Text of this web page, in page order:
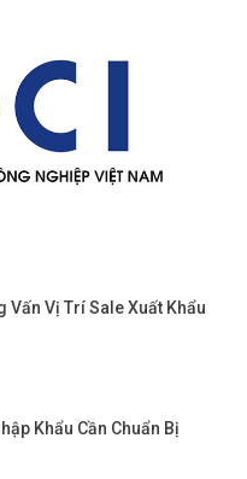
Vấn Vị Trí Sale Xuất Khẩu
Khẩu Cần Chuẩn Bị